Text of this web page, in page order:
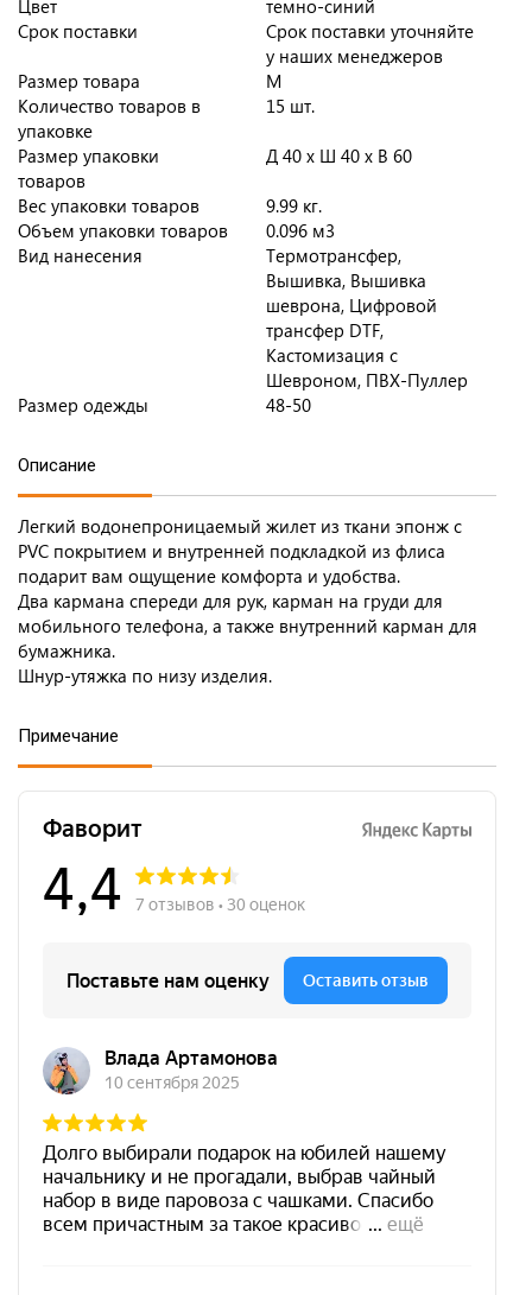
Цвет
темно-синий
Срок поставки
Срок поставки уточняйте
у наших менеджеров
Размер товара
M
Количество товаров в
упаковке
15 шт.
Размер упаковки
товаров
Д 40 x Ш 40 x В 60
Вес упаковки товаров
9.99 кг.
Объем упаковки товаров
0.096 м3
Вид нанесения
Термотрансфер,
Вышивка, Вышивка
шеврона, Цифровой
трансфер DTF,
Кастомизация с
Шевроном, ПВХ-Пуллер
Размер одежды
48-50
Описание
Легкий водонепроницаемый жилет из ткани эпонж с
PVC покрытием и внутренней подкладкой из флиса
подарит вам ощущение комфорта и удобства.
Два кармана спереди для рук, карман на груди для
мобильного телефона, а также внутренний карман для
бумажника.
Шнур-утяжка по низу изделия.
Примечание